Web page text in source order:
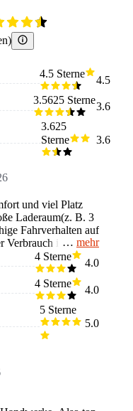
)
4.5 Sterne
4.5
3.5625 Sterne
3.6
3.625
Sterne
3.6
und viel Platz
Laderaum(z. B. 3
Fahrverhalten auf
Verbrauch im
Ich würde
nicht den
sehr ungenau ist.
ich an dem
mehr
4 Sterne
4.0
4 Sterne
4.0
5 Sterne
5.0